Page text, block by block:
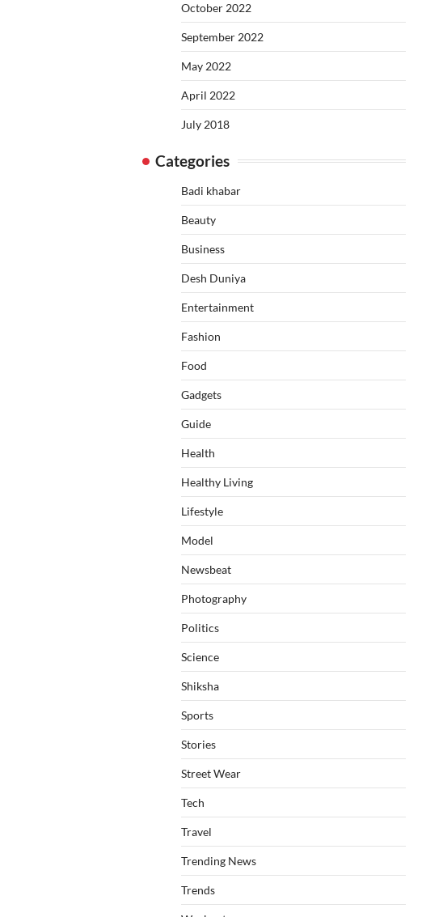
October 2022
September 2022
May 2022
April 2022
July 2018
Categories
Badi khabar
Beauty
Business
Desh Duniya
Entertainment
Fashion
Food
Gadgets
Guide
Health
Healthy Living
Lifestyle
Model
Newsbeat
Photography
Politics
Science
Shiksha
Sports
Stories
Street Wear
Tech
Travel
Trending News
Trends